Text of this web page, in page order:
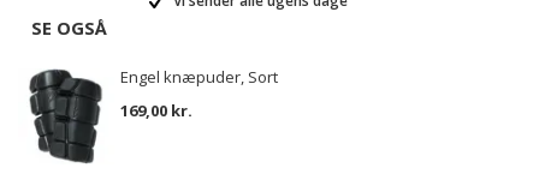
SE OGSÅ
Engel knæpuder, Sort
169,00 kr.